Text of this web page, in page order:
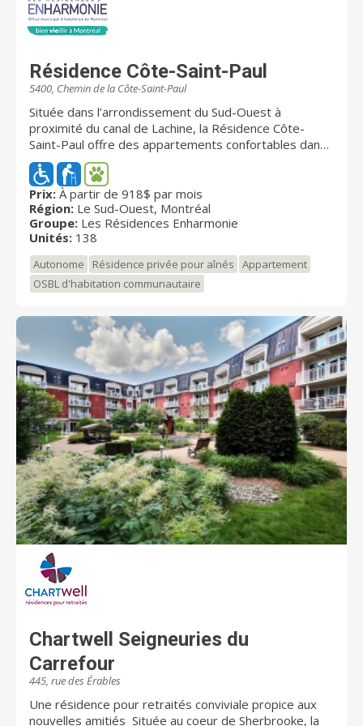
Résidence Côte-Saint-Paul
5400, Chemin de la Côte-Saint-Paul
Située dans l’arrondissement du Sud-Ouest à
proximité du canal de Lachine, la Résidence Côte-
Saint-Paul offre des appartements confortables dans
un immeuble moderne et sécuritaire conçu
spécialement pour les besoins des personnes âgées
autonomes ou en légère perte d'autonomie. Le loyer
inclut 5 repas par semaine servis dans la salle à
manger, l'accès gratuit à la buanderie, le chauffage et
l'électricité, le téléphone et la télévision par câble ainsi
qu'une variété d'activités de loisir. La sécurité de nos
résidants nous tient à cœur : l'immeuble est muni de
caméras de sécurité et l'accès est contrôlé par une
place 24 h par jour pour assurer la tranquillité d'esprit
des résidants. La résidence est certifiée par le Centre
intégré universitaire de santé et de services sociaux
du Centre-Sud-de-l'Île-de-Montréal. Elle est gérée par
l’Office municipal d’habitation de Montréal et offre des
loyers abordables.
Prix: À partir de 918$ par mois
Région: Le Sud-Ouest, Montréal
Groupe: Les Résidences Enharmonie
Unités: 138
Autonome Résidence privée pour aînés
Appartement
OSBL d'habitation communautaire
Chartwell Seigneuries du
Carrefour
445, rue des Érables
Une résidence pour retraités conviviale propice aux
nouvelles amitiés Située au coeur de Sherbrooke, la